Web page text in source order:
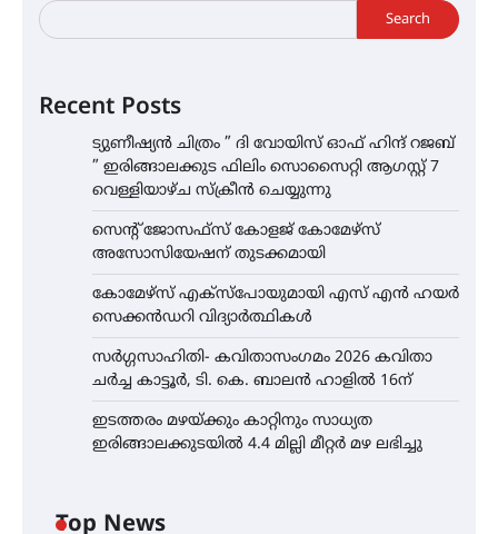
Search
Recent Posts
ട്യുണീഷ്യൻ ചിത്രം ” ദി വോയിസ് ഓഫ് ഹിന്ദ് റജബ്
” ഇരിങ്ങാലക്കുട ഫിലിം സൊസൈറ്റി ആഗസ്റ്റ് 7
വെള്ളിയാഴ്ച സ്‌ക്രീൻ ചെയ്യുന്നു
സെന്റ് ജോസഫ്സ് കോളജ് കോമേഴ്‌സ്
അസോസിയേഷന് തുടക്കമായി
കോമേഴ്സ് എക്സ്പോയുമായി എസ് എൻ ഹയർ
സെക്കൻഡറി വിദ്യാർത്ഥികൾ
സർഗ്ഗസാഹിതി- കവിതാസംഗമം 2026 കവിതാ
ചർച്ച കാട്ടൂർ, ടി. കെ. ബാലൻ ഹാളിൽ 16ന്
ഇടത്തരം മഴയ്ക്കും കാറ്റിനും സാധ്യത
ഇരിങ്ങാലക്കുടയിൽ 4.4 മില്ലി മീറ്റർ മഴ ലഭിച്ചു
Top News